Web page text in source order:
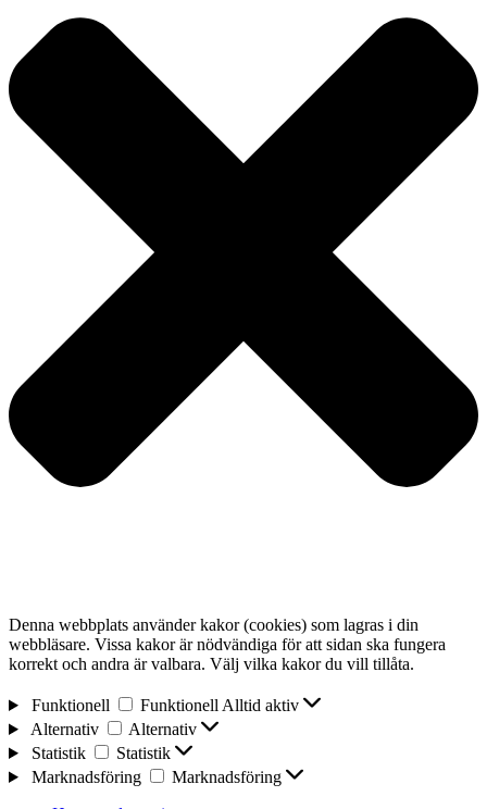
Denna webbplats använder kakor (cookies) som lagras i din
webbläsare. Vissa kakor är nödvändiga för att sidan ska fungera
korrekt och andra är valbara. Välj vilka kakor du vill tillåta.
Funktionell Funktionell Alltid aktiv
Alternativ
Alternativ
Statistik
Statistik
Marknadsföring
Marknadsföring